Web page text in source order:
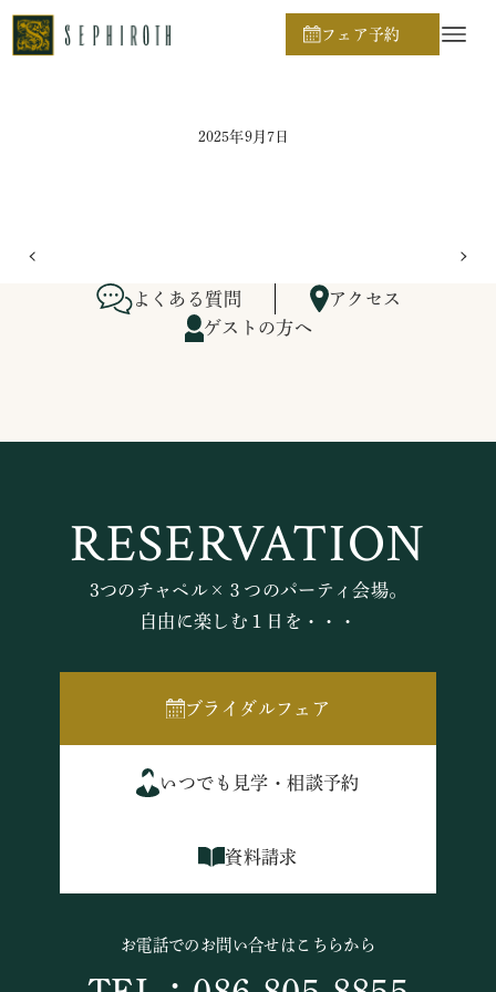
フェア予約
ホーム
2025年9月7日
よくある質問
アクセス
ゲストの方へ
RESERVATION
3つのチャペル×３つのパーティ会場。
自由に楽しむ１日を・・・
ブライダルフェア
いつでも見学・相談予約
資料請求
お電話でのお問い合せはこちらから